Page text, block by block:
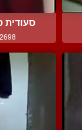
סעודית
12698